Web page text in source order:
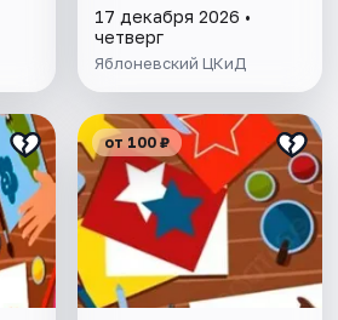
17 декабря 2026 •
четверг
Яблоневский ЦКиД
от 100 ₽